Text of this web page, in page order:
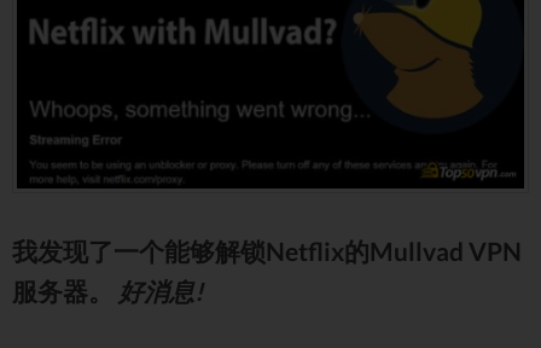
我发现了一个能够解锁Netflix的Mullvad VPN
服务器。 好消息!